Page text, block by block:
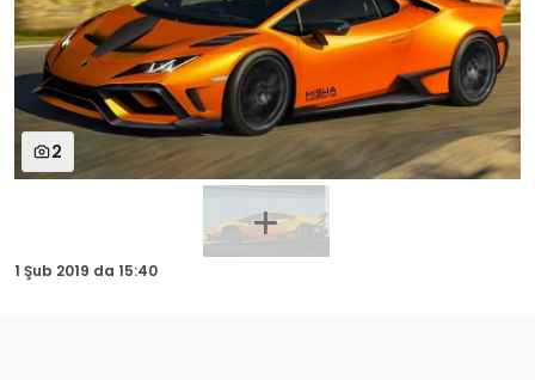
2
1 Şub 2019 da 15:40